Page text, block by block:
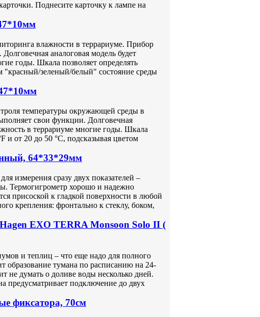
Поднесите карточку к лампе на
влажности в террариуме. Прибор
аналоговая модель будет
годы. Шкала позволяет определять
"красный/зеленый/белый" состояние среды
температуры окружающей среды в
свои функции. Долговечная
в террариуме многие годы. Шкала
и от 20 до 50 °С, подсказывая цветом
64*33*29мм
измерения сразу двух показателей –
Термогигрометр хорошо и надежно
присоской к гладкой поверхности в любой
крепления: фронтально к стеклу, боком,
EXO TERRA Monsoon Solo II (
и теплиц – что еще надо для полного
образование тумана по расписанию на 24-
не думать о доливе воды несколько дней.
предусматривает подключение до двух
фиксатора, 70см